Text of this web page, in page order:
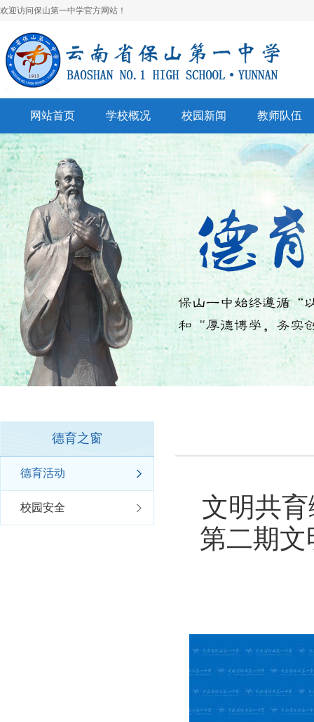
欢迎访问保山第一中学官方网站！
网站首页 学校概况
学校简介
领导班子
学校荣誉
美丽校园
联系我们
校园新闻
校园快讯
一中视听
教师队伍
学科建设
名师风采
表彰奖励
德育之窗
德育活动
校园安全
文明共
第二期文